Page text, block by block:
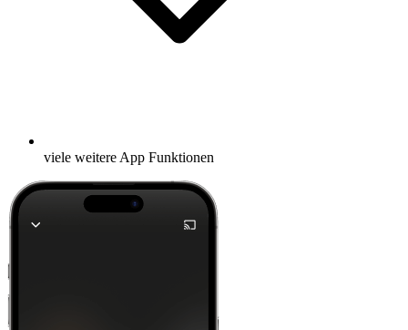
viele weitere App Funktionen